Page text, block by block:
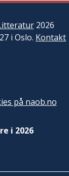
2026
i Oslo. Kontakt
på naob.no
i 2026